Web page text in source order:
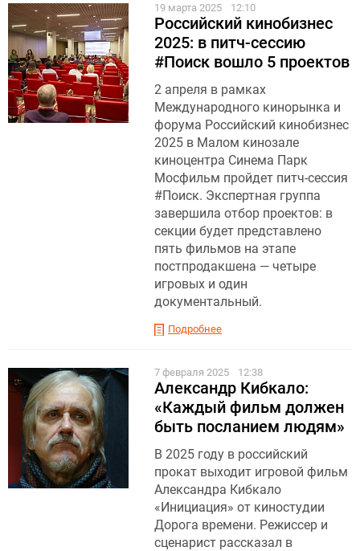
19 марта 2025 12:10
Российский кинобизнес
2025: в питч-сессию
#Поиск вошло 5 проектов
2 апреля в рамках
Международного кинорынка и
форума Российский кинобизнес
2025 в Малом кинозале
киноцентра Синема Парк
Мосфильм пройдет питч-сессия
#Поиск. Экспертная группа
завершила отбор проектов: в
секции будет представлено
пять фильмов на этапе
постпродакшена — четыре
игровых и один
документальный.
Подробнее
7 февраля 2025 12:38
Александр Кибкало:
«Каждый фильм должен
быть посланием людям»
В 2025 году в российский
прокат выходит игровой фильм
Александра Кибкало
«Инициация» от киностудии
Дорога времени. Режиссер и
сценарист рассказал в